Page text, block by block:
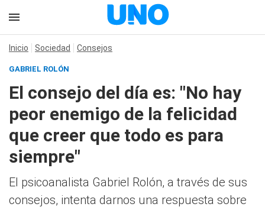
Inicio Sociedad Consejos
GABRIEL ROLÓN
El consejo del día es: "No hay
peor enemigo de la felicidad
que creer que todo es para
siempre"
El psicoanalista Gabriel Rolón, a través de sus
consejos, intenta darnos una respuesta sobre